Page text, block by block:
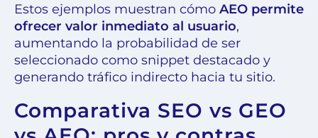
Estos ejemplos muestran cómo AEO permite
ofrecer valor inmediato al usuario,
aumentando la probabilidad de ser
seleccionado como snippet destacado y
generando tráfico indirecto hacia tu sitio.
Comparativa SEO vs GEO